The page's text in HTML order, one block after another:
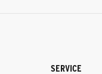
SERVICE